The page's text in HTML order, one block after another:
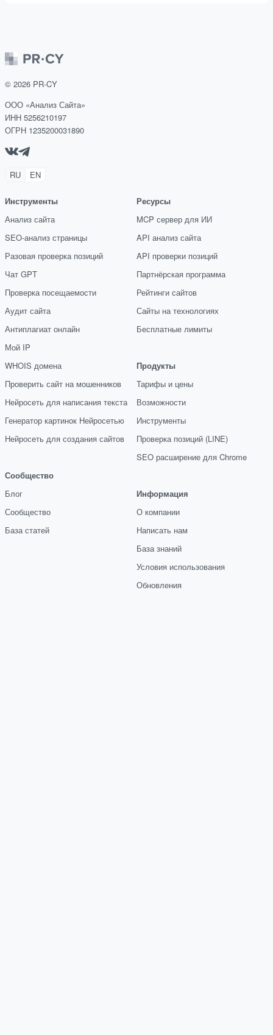
© 2026 PR-CY
ООО «Анализ Сайта»
ИНН 5256210197
ОГРН 1235200031890
RU EN
Инструменты
Анализ сайта
SEO-анализ страницы
Разовая проверка позиций
Чат GPT
Проверка посещаемости
Аудит сайта
Антиплагиат онлайн
Мой IP
WHOIS домена
Проверить сайт на мошенников
Нейросеть для написания текста
Генератор картинок Нейросетью
Нейросеть для создания сайтов
Сообщество
Блог
Сообщество
База статей
Ресурсы
MCP сервер для ИИ
API анализ сайта
API проверки позиций
Партнёрская программа
Рейтинги сайтов
Сайты на технологиях
Бесплатные лимиты
Продукты
Тарифы и цены
Возможности
Инструменты
Проверка позиций (LINE)
SEO расширение для Chrome
Информация
О компании
Написать нам
База знаний
Условия использования
Обновления